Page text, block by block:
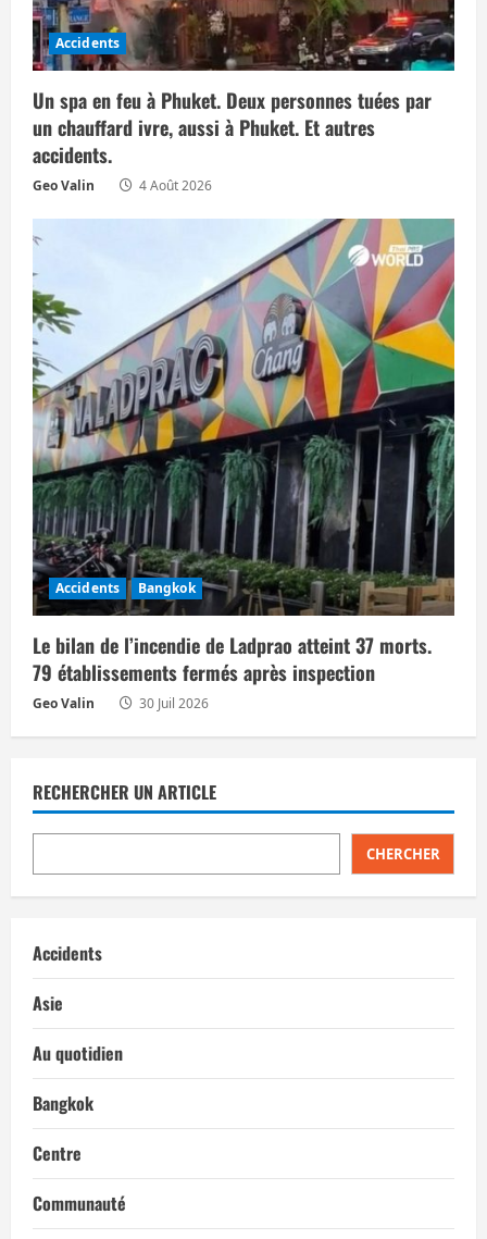
Accidents
Un spa en feu à Phuket. Deux personnes tuées par
un chauffard ivre, aussi à Phuket. Et autres
accidents.
Geo Valin 4 Août 2026
Accidents Bangkok
Le bilan de l’incendie de Ladprao atteint 37 morts.
79 établissements fermés après inspection
Geo Valin 30 Juil 2026
RECHERCHER UN ARTICLE
CHERCHER
Accidents
Asie
Au quotidien
Bangkok
Centre
Communauté